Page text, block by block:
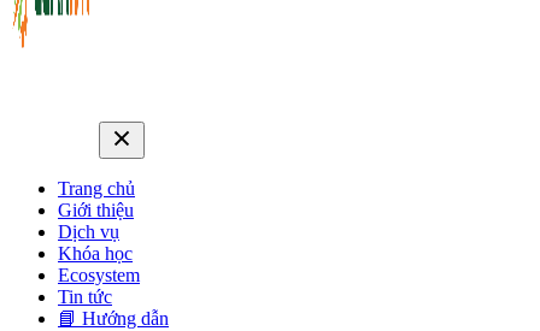
Trang chủ
Giới thiệu
Dịch vụ
Khóa học
Ecosystem
Tin tức
📘 Hướng dẫn